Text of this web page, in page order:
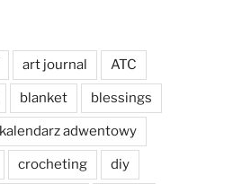
art journal ATC
blanket blessings
adwentowy
crocheting diy